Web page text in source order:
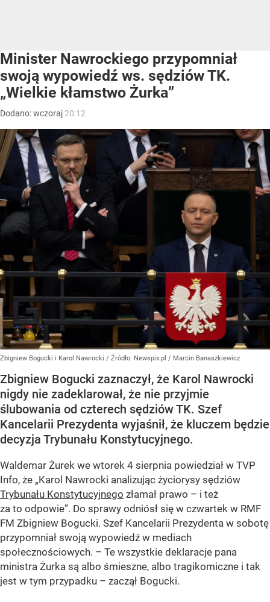
Minister Nawrockiego przypomniał
swoją wypowiedź ws. sędziów TK.
„Wielkie kłamstwo Żurka”
Dodano:wczoraj 20:12
Zbigniew Bogucki i Karol Nawrocki / Źródło: Newspix.pl / Marcin Banaszkiewicz
Zbigniew Bogucki zaznaczył, że Karol Nawrocki
nigdy nie zadeklarował, że nie przyjmie
ślubowania od czterech sędziów TK. Szef
Kancelarii Prezydenta wyjaśnił, że kluczem będzie
decyzja Trybunału Konstytucyjnego.
Waldemar Żurek we wtorek 4 sierpnia powiedział w TVP
Info, że „Karol Nawrocki analizując życiorysy sędziów
Trybunału Konstytucyjnego złamał prawo – i też
za to odpowie”. Do sprawy odniósł się w czwartek w RMF
FM Zbigniew Bogucki. Szef Kancelarii Prezydenta w sobotę
przypomniał swoją wypowiedź w mediach
społecznościowych. – Te wszystkie deklaracje pana
ministra Żurka są albo śmieszne, albo tragikomiczne i tak
jest w tym przypadku – zaczął Bogucki.